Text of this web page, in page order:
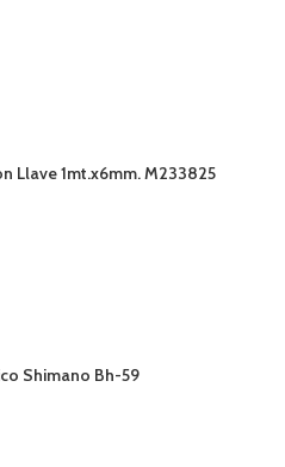
Llave 1mt.x6mm. M233825
Shimano Bh-59